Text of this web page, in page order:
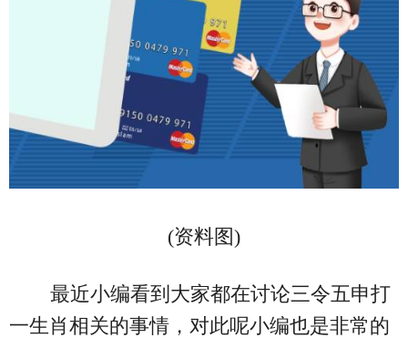
(资料图)
最近小编看到大家都在讨论三令五申打
一生肖相关的事情，对此呢小编也是非常的